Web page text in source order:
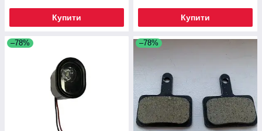
Купити Купити
–78% –78%